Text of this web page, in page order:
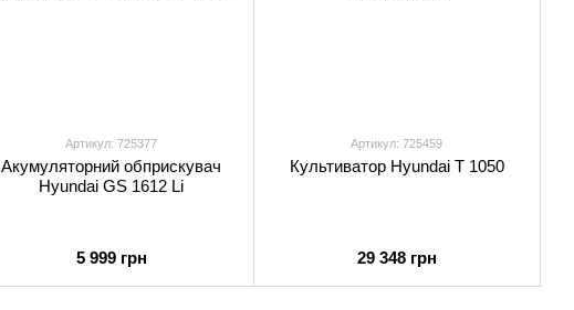
Артикул: 725377
Акумуляторний обприскувач
Hyundai GS 1612 Li
5 999 грн
Артикул: 725459
Культиватор Hyundai T 1050
29 348 грн